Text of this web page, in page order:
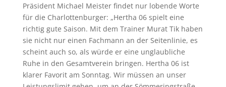
Präsident Michael Meister findet nur lobende Worte
für die Charlottenburger: „Hertha 06 spielt eine
richtig gute Saison. Mit dem Trainer Murat Tik haben
sie nicht nur einen Fachmann an der Seitenlinie, es
scheint auch so, als würde er eine unglaubliche
Ruhe in den Gesamtverein bringen. Hertha 06 ist
klarer Favorit am Sonntag. Wir müssen an unser